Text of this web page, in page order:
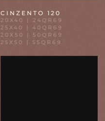
CINZENTO 120
20X40 | 24QR69
25X40 | 40QR69
20X50 | 50QR69
25X50 | 55QR69